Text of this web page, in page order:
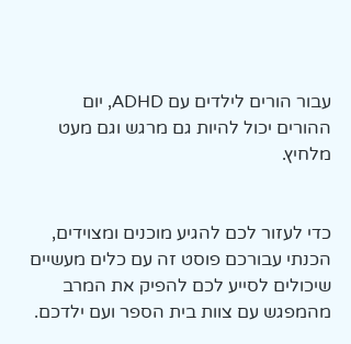
עבור הורים לילדים עם ADHD, יום
ההורים יכול להיות גם מרגש וגם מעט
מלחיץ.
כדי לעזור לכם להגיע מוכנים ומצוידים,
הכנתי עבורכם פוסט זה עם כלים מעשיים
שיכולים לסייע לכם להפיק את המרב
מהמפגש עם צוות בית הספר ועם ילדכם.